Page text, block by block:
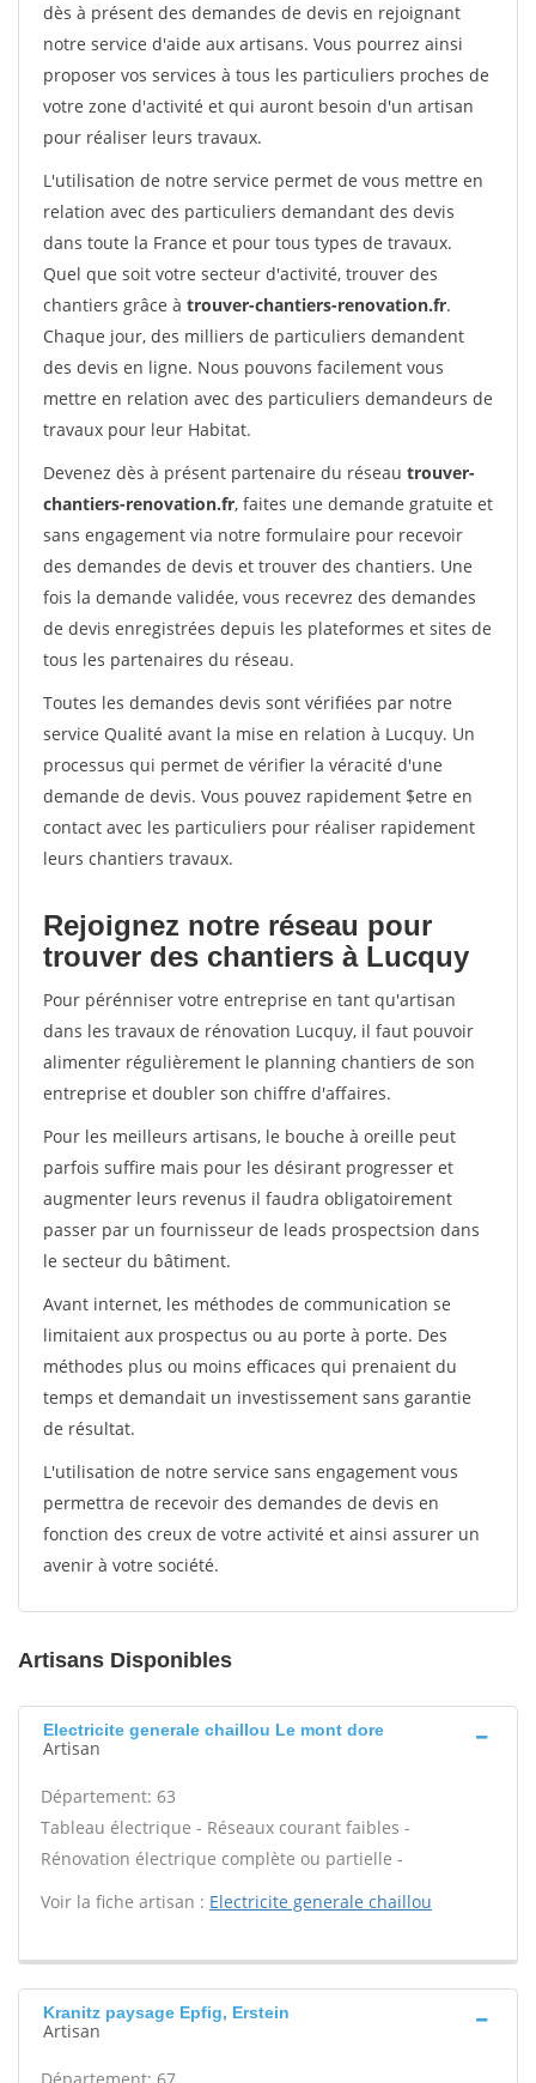
dès à présent des demandes de devis en rejoignant
notre service d'aide aux artisans. Vous pourrez ainsi
proposer vos services à tous les particuliers proches de
votre zone d'activité et qui auront besoin d'un artisan
pour réaliser leurs travaux.
L'utilisation de notre service permet de vous mettre en
relation avec des particuliers demandant des devis
dans toute la France et pour tous types de travaux.
Quel que soit votre secteur d'activité, trouver des
chantiers grâce à trouver-chantiers-renovation.fr.
Chaque jour, des milliers de particuliers demandent
des devis en ligne. Nous pouvons facilement vous
mettre en relation avec des particuliers demandeurs de
travaux pour leur Habitat.
Devenez dès à présent partenaire du réseau trouver-
chantiers-renovation.fr, faites une demande gratuite et
sans engagement via notre formulaire pour recevoir
des demandes de devis et trouver des chantiers. Une
fois la demande validée, vous recevrez des demandes
de devis enregistrées depuis les plateformes et sites de
tous les partenaires du réseau.
Toutes les demandes devis sont vérifiées par notre
service Qualité avant la mise en relation à Lucquy. Un
processus qui permet de vérifier la véracité d'une
demande de devis. Vous pouvez rapidement $etre en
contact avec les particuliers pour réaliser rapidement
leurs chantiers travaux.
Rejoignez notre réseau pour
trouver des chantiers à Lucquy
Pour pérénniser votre entreprise en tant qu'artisan
dans les travaux de rénovation Lucquy, il faut pouvoir
alimenter régulièrement le planning chantiers de son
entreprise et doubler son chiffre d'affaires.
Pour les meilleurs artisans, le bouche à oreille peut
parfois suffire mais pour les désirant progresser et
augmenter leurs revenus il faudra obligatoirement
passer par un fournisseur de leads prospectsion dans
le secteur du bâtiment.
Avant internet, les méthodes de communication se
limitaient aux prospectus ou au porte à porte. Des
méthodes plus ou moins efficaces qui prenaient du
temps et demandait un investissement sans garantie
de résultat.
L'utilisation de notre service sans engagement vous
permettra de recevoir des demandes de devis en
fonction des creux de votre activité et ainsi assurer un
avenir à votre société.
Artisans Disponibles
Electricite generale chaillou Le mont dore
Artisan
Département: 63
Tableau électrique - Réseaux courant faibles -
Rénovation électrique complète ou partielle -
Voir la fiche artisan : Electricite generale chaillou
Kranitz paysage Epfig, Erstein
Artisan